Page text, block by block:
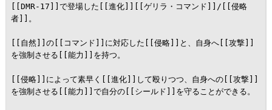
[[DMR-17]]で登場した[[進化]][[ゲリラ・コマンド]]/[[侵略
者]]。
[[自然]]の[[コマンド]]に対応した[[侵略]]と、自身へ[[攻撃]]
を強制させる[[能力]]を持つ。
[[侵略]]によって素早く[[進化]]して殴りつつ、自身への[[攻撃]]
を強制させる[[能力]]で自分の[[シールド]]を守ることができる。